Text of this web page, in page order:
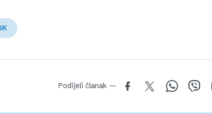
Podijeli članak —